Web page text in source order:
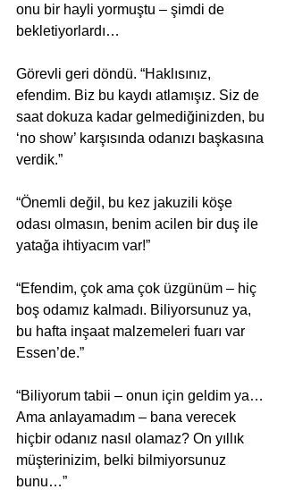
onu bir hayli yormuştu – şimdi de
bekletiyorlardı…
Görevli geri döndü. “Haklısınız,
efendim. Biz bu kaydı atlamışız. Siz de
saat dokuza kadar gelmediğinizden, bu
‘no show’ karşısında odanızı başkasına
verdik.”
“Önemli değil, bu kez jakuzili köşe
odası olmasın, benim acilen bir duş ile
yatağa ihtiyacım var!”
“Efendim, çok ama çok üzgünüm – hiç
boş odamız kalmadı. Biliyorsunuz ya,
bu hafta inşaat malzemeleri fuarı var
Essen’de.”
“Biliyorum tabii – onun için geldim ya…
Ama anlayamadım – bana verecek
hiçbir odanız nasıl olamaz? On yıllık
müşterinizim, belki bilmiyorsunuz
bunu…”